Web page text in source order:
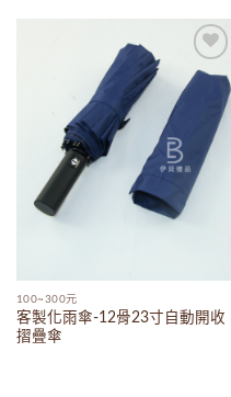
Add to
wishlist
100~300元
客製化雨傘-12骨23寸自動開收
摺疊傘